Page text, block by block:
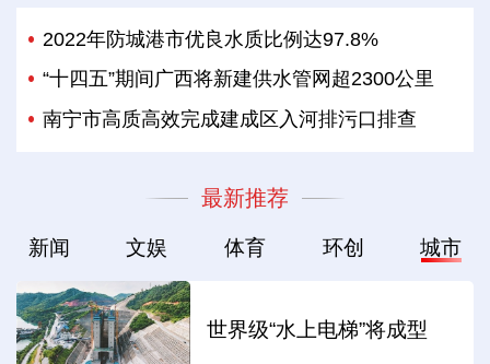
2022年防城港市优良水质比例达97.8%
“十四五”期间广西将新建供水管网超2300公里
南宁市高质高效完成建成区入河排污口排查
最新推荐
新闻 文娱 体育 环创 城市
世界级“水上电梯”将成型